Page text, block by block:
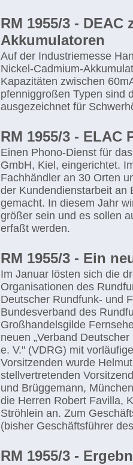
RM 1955/3 -
Akkumulatoren
Auf der Industriemesse
Nickel-Cadmium-
Kapazitäten zwischen
pfenniggroßen Typen sind
ausgezeichnet für
RM 1955/3 -
Einen Phono-Dienst für
GmbH, Kiel, eingerichtet.
Fachhändler an 30 Orten
der Kundendienstarbeit an
gemacht. In diesem Jahr
größer sein und es sollen
erfaßt werden.
RM 1955/3 - Ein
Im Januar lösten sich die
Organisationen des
Deutscher Rundfunk- und
Bundesverband des
Großhandelsgilde
neuen „Verband
e. V." (VDRG) mit
Vorsitzenden wurde
stellvertretenden
und Brüggemann,
die Herren Robert Favilla,
Ströhlein an. Zum
(bisher Geschäftsführer
RM 1955/3 -